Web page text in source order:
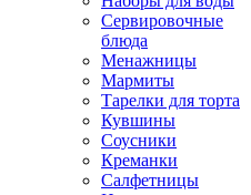
Сервировочные
блюда
Менажницы
Мармиты
Тарелки для торта
Кувшины
Соусники
Креманки
Салфетницы